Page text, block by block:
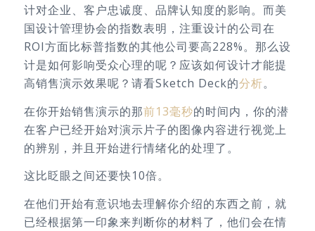
计对企业、客户忠诚度、品牌认知度的影响。而美
国设计管理协会的指数表明，注重设计的公司在
ROI方面比标普指数的其他公司要高228%。那么设
计是如何影响受众心理的呢？应该如何设计才能提
高销售演示效果呢？请看Sketch Deck的分析。
在你开始销售演示的那前13毫秒的时间内，你的潜
在客户已经开始对演示片子的图像内容进行视觉上
的辨别，并且开始进行情绪化的处理了。
这比眨眼之间还要快10倍。
在他们开始有意识地去理解你介绍的东西之前，就
已经根据第一印象来判断你的材料了，他们会在情